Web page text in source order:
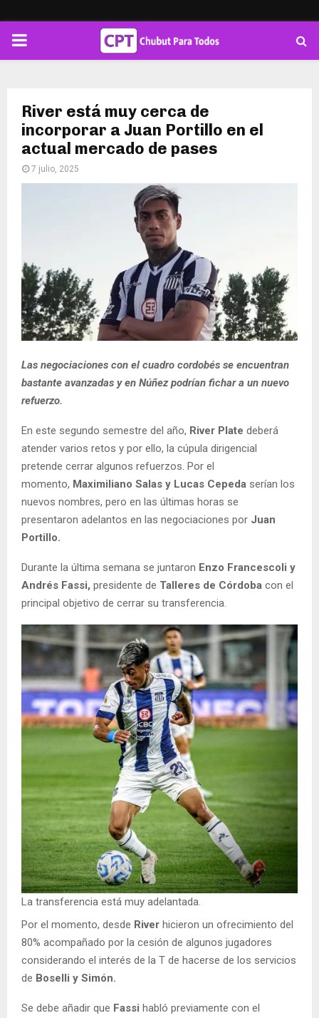
PRIMARY
River está muy cerca de
incorporar a Juan Portillo en el
actual mercado de pases
7 julio, 2025
Las negociaciones con el cuadro cordobés se encuentran
bastante avanzadas y en Núñez podrían fichar a un nuevo
refuerzo.
En este segundo semestre del año, River Plate deberá
atender varios retos y por ello, la cúpula dirigencial
pretende cerrar algunos refuerzos. Por el
momento, Maximiliano Salas y Lucas Cepeda serían los
nuevos nombres, pero en las últimas horas se
presentaron adelantos en las negociaciones por Juan
Portillo.
Durante la última semana se juntaron Enzo Francescoli y
Andrés Fassi, presidente de Talleres de Córdoba con el
principal objetivo de cerrar su transferencia.
La transferencia está muy adelantada.
Por el momento, desde River hicieron un ofrecimiento del
80% acompañado por la cesión de algunos jugadores
considerando el interés de la T de hacerse de los servicios
de Boselli y Simón.
Se debe añadir que Fassi habló previamente con el